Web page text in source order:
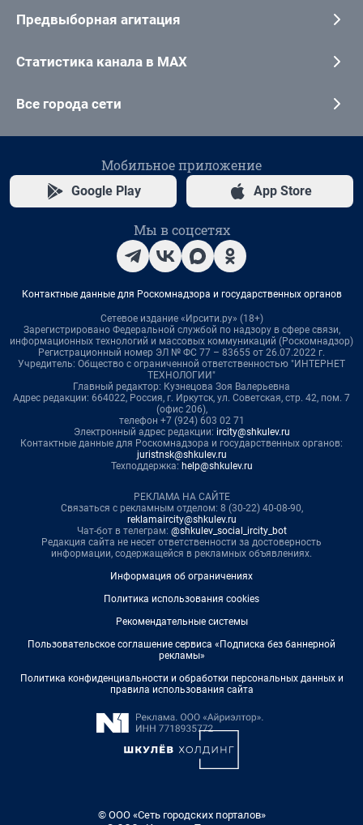
Предвыборная агитация
Статистика канала в MAX
Все города сети
Мобильное приложение
Google Play App Store
Мы в соцсетях
Контактные данные для Роскомнадзора и государственных органов
Сетевое издание «Ирсити.ру» (18+)
Зарегистрировано Федеральной службой по надзору в сфере связи,
информационных технологий и массовых коммуникаций (Роскомнадзор)
Регистрационный номер ЭЛ № ФС 77 – 83655 от 26.07.2022 г.
Учредитель: Общество с ограниченной ответственностью "ИНТЕРНЕТ
ТЕХНОЛОГИИ"
Главный редактор: Кузнецова Зоя Валерьевна
Адрес редакции: 664022, Россия, г. Иркутск, ул. Советская, стр. 42, пом. 7
(офис 206),
телефон +7 (924) 603 02 71
Электронный адрес редакции: ircity@shkulev.ru
Контактные данные для Роскомнадзора и государственных органов:
juristnsk@shkulev.ru
Техподдержка: help@shkulev.ru
РЕКЛАМА НА САЙТЕ
Связаться с рекламным отделом: 8 (30-22) 40-08-90,
reklamaircity@shkulev.ru
Чат-бот в телеграм: @shkulev_social_ircity_bot
Редакция сайта не несет ответственности за достоверность
информации, содержащейся в рекламных объявлениях.
Информация об ограничениях
Политика использования cookies
Рекомендательные системы
Пользовательское соглашение сервиса «Подписка без баннерной
рекламы»
Политика конфиденциальности и обработки персональных данных и
правила использования сайта
© ООО «Сеть городских порталов»